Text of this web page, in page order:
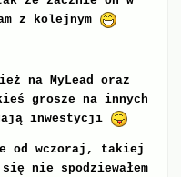
z kolejnym
na MyLead oraz
grosze na innych
inwestycji
od wczoraj, takiej
nie spodziewałem